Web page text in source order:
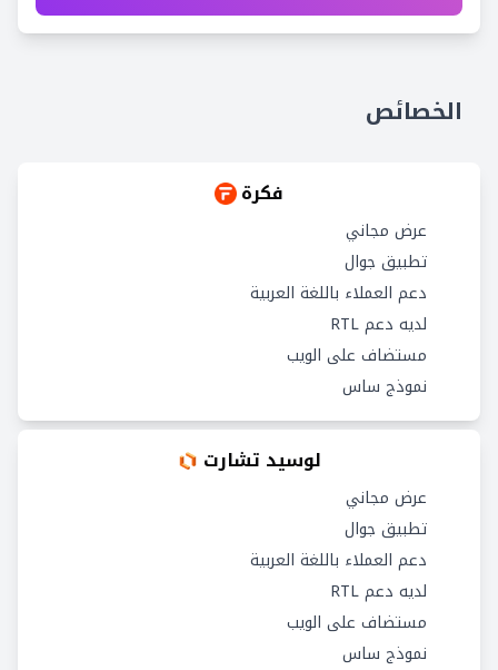
الخصائص
فكرة
عرض مجاني
تطبيق جوال
دعم العملاء باللغة العربية
لديه دعم RTL
مستضاف على الويب
نموذج ساس
لوسيد تشارت
عرض مجاني
تطبيق جوال
دعم العملاء باللغة العربية
لديه دعم RTL
مستضاف على الويب
نموذج ساس